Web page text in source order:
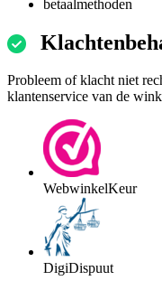
betaalmethoden
Probleem of klacht niet
klantenservice van de
WebwinkelKeur
DigiDispuut